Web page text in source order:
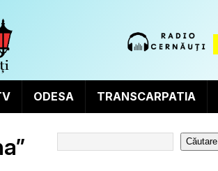
ODESA TRANSCARPATIA
Căutare